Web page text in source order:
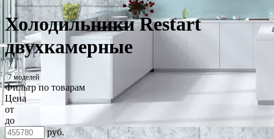
Холодильники Restart
двухкамерные
7 моделей
Фильтр по товарам
Цена
от
до
руб.